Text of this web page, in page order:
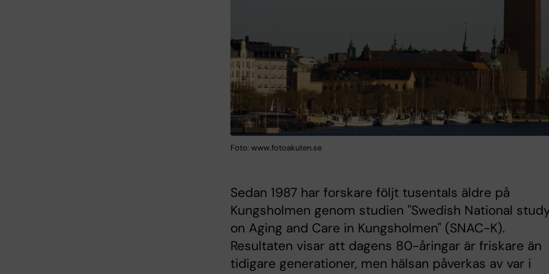
Foto: www.fotoakuten.se
Sedan 1987 har forskare följt tusentals äldre på
Kungsholmen genom studien "Swedish National
on Aging and Care in Kungsholmen" (SNAC-K).
Resultaten visar att dagens 80-åringar är friskare än
tidigare generationer, men hälsan påverkas av var i